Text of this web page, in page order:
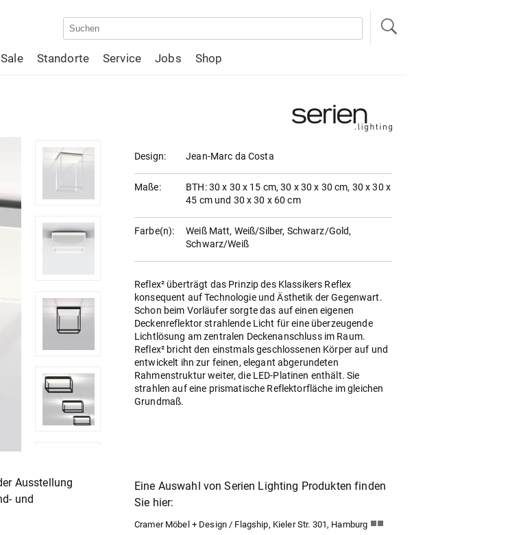
Sale Standorte Service Jobs Shop
Design: Jean-Marc da Costa
Maße:
BTH: 30 x 30 x 15 cm, 30 x 30 x 30 cm, 30 x 30 x
45 cm und 30 x 30 x 60 cm
Farbe(n):
Weiß Matt, Weiß/Silber, Schwarz/Gold,
Schwarz/Weiß
Reflex² überträgt das Prinzip des Klassikers Reflex
konsequent auf Technologie und Ästhetik der Gegenwart.
Schon beim Vorläufer sorgte das auf einen eigenen
Deckenreflektor strahlende Licht für eine überzeugende
Lichtlösung am zentralen Deckenanschluss im Raum.
Reflex² bricht den einstmals geschlossenen Körper auf und
entwickelt ihn zur feinen, elegant abgerundeten
Rahmenstruktur weiter, die LED-Platinen enthält. Sie
strahlen auf eine prismatische Reflektorfläche im gleichen
Grundmaß.
Ausstellung
und
Eine Auswahl von Serien Lighting Produkten finden
Sie hier:
Cramer Möbel + Design / Flagship, Kieler Str. 301, Hamburg